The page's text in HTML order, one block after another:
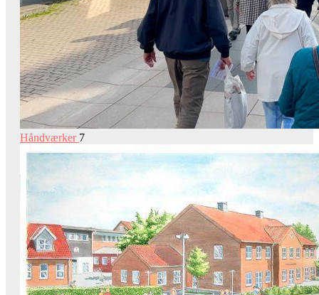
Håndværker 7